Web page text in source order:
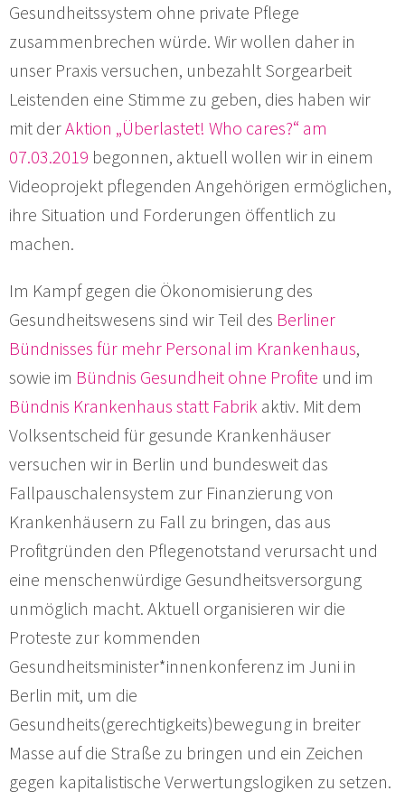
Gesundheitssystem ohne private Pflege
zusammenbrechen würde. Wir wollen daher in
unser Praxis versuchen, unbezahlt Sorgearbeit
Leistenden eine Stimme zu geben, dies haben wir
mit derAktion „Überlastet! Who cares?“ am
07.03.2019 begonnen, aktuell wollen wir in einem
Videoprojekt pflegenden Angehörigen ermöglichen,
ihre Situation und Forderungen öffentlich zu
machen.
Im Kampf gegen die Ökonomisierung des
Gesundheitswesens sind wir Teil des Berliner
Bündnisses für mehr Personal im Krankenhaus,
sowie im Bündnis Gesundheit ohne Profite und im
Bündnis Krankenhaus statt Fabrik aktiv. Mit dem
Volksentscheid für gesunde Krankenhäuser
versuchen wir in Berlin und bundesweit das
Fallpauschalensystem zur Finanzierung von
Krankenhäusern zu Fall zu bringen, das aus
Profitgründen den Pflegenotstand verursacht und
eine menschenwürdige Gesundheitsversorgung
unmöglich macht. Aktuell organisieren wir die
Proteste zur kommenden
Gesundheitsminister*innenkonferenz im Juni in
Berlin mit, um die
Gesundheits(gerechtigkeits)bewegung in breiter
Masse auf die Straße zu bringen und ein Zeichen
gegen kapitalistische Verwertungslogiken zu setzen.